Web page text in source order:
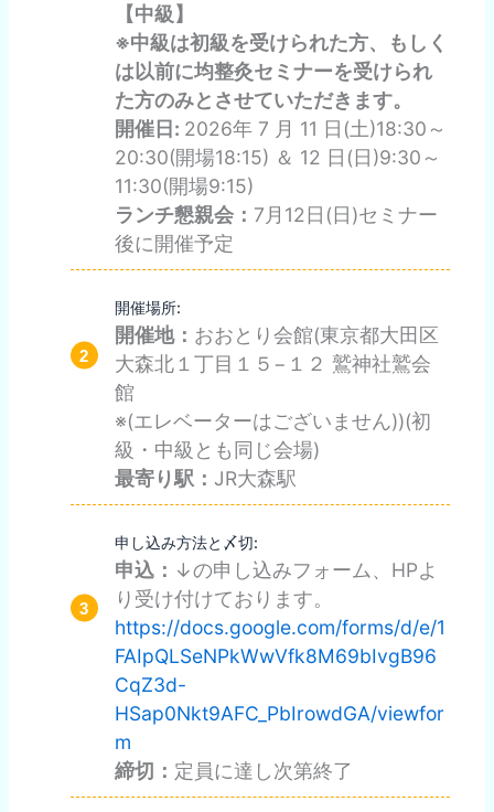
【中級】
※中級は初級を受けられた方、もしく
は以前に均整灸セミナーを受けられ
た方のみとさせていただきます。
開催日: 2026年 7 月 11 日(土)18:30～
20:30(開場18:15) ＆ 12 日(日)9:30～
11:30(開場9:15)
ランチ懇親会： 7月12日(日)セミナー
後に開催予定
開催場所:
開催地： おおとり会館(東京都大田区
大森北１丁目１５−１２ 鷲神社鷲会
館
※(エレベーターはございません))(初
級・中級とも同じ会場)
最寄り駅： JR大森駅
申し込み方法と〆切:
申込： ↓の申し込みフォーム、HPよ
り受け付けております。
https://docs.google.com/forms/d/e/1
FAIpQLSeNPkWwVfk8M69bIvgB96
CqZ3d-
HSap0Nkt9AFC_PbIrowdGA/viewfor
m
締切： 定員に達し次第終了